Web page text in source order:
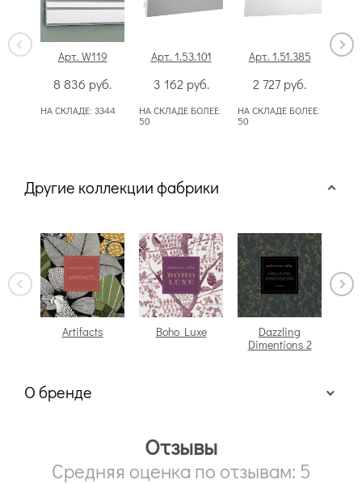
Арт. W119
8 836 руб.
НА СКЛАДЕ: 3344
Арт. 1.53.101
3 162 руб.
НА СКЛАДЕ БОЛЕЕ:
50
Арт. 1.51.385
2 727руб.
НА СКЛАДЕ БОЛЕЕ:
50
Другие коллекции фабрики
Artifacts Boho Luxe
Dazzling
Dimentions 2
О бренде
Отзывы
Средняя оценка по отзывам: 5